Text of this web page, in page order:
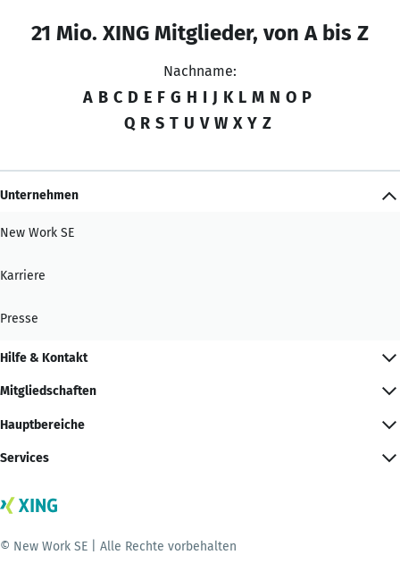
21 Mio. XING Mitglieder, von A bis Z
Nachname:
A B C D E F G H I J K L M N O P
Q R S T U V W X Y Z
Unternehmen
New Work SE
Karriere
Presse
Hilfe & Kontakt
Mitgliedschaften
Hauptbereiche
Services
© New Work SE | Alle Rechte vorbehalten